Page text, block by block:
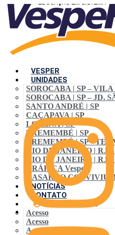
VESPER
UNIDADES
SOROCABA | SP –
SOROCABA | SP – JD.
SANTO ANDRÉ | SP
CAÇAPAVA | SP
LORENA | SP
TREMEMBÉ | SP
TREMEMBÉ | SP •
RIO DE JANEIRO | RJ
RIO DE JANEIRO | RJ
GRÁFICA VespeR
CASARÃO
NOTÍCIAS
CONTATO
ACESSO ALUNO
Acesso
Acesso
Acesso